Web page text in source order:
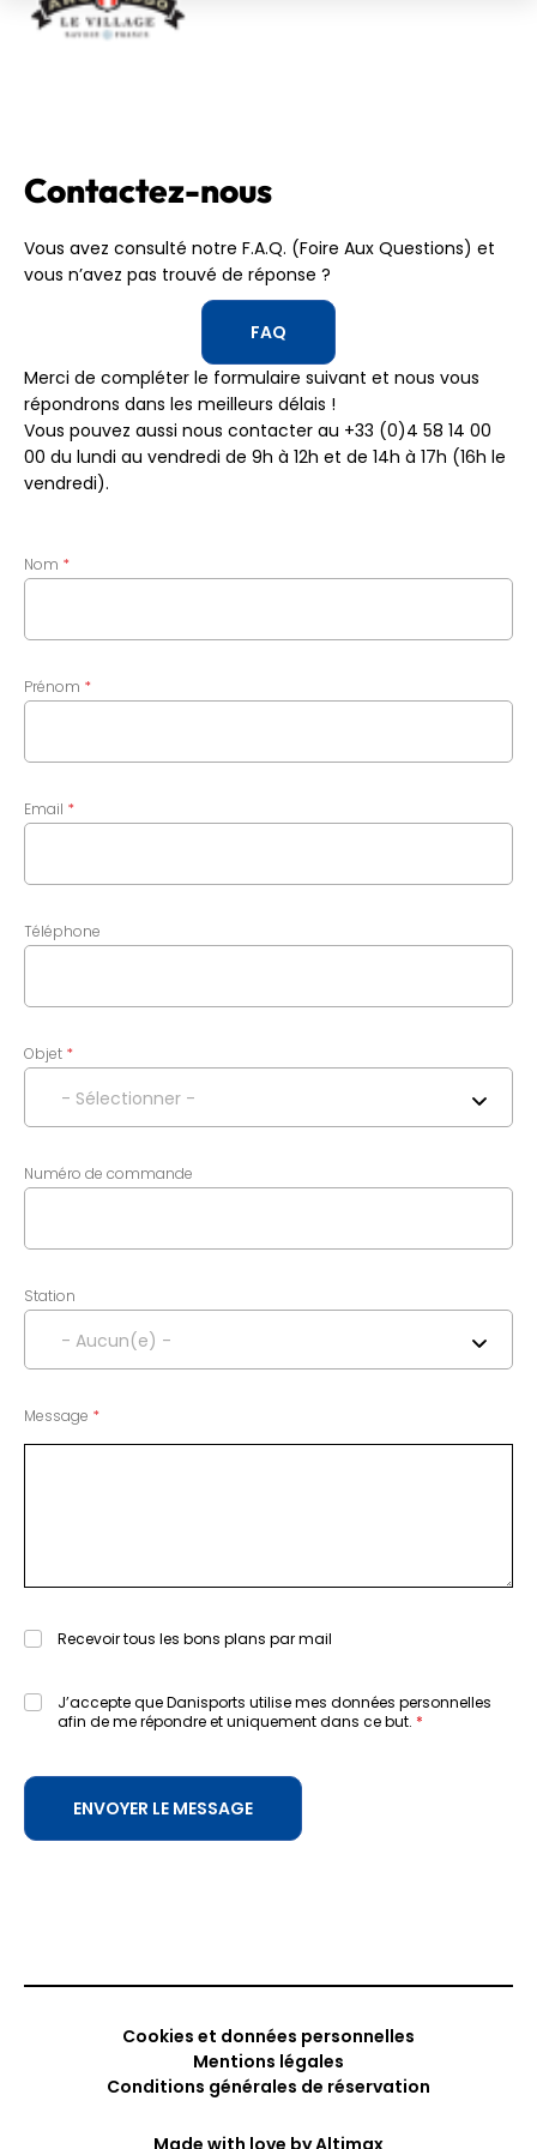
Contactez-nous
Vous avez consulté notre F.A.Q. (Foire Aux Questions) et
vous n’avez pas trouvé de réponse ?
FAQ
Merci de compléter le formulaire suivant et nous vous
répondrons dans les meilleurs délais !
Vous pouvez aussi nous contacter au +33 (0)4 58 14 00
00 du lundi au vendredi de 9h à 12h et de 14h à 17h (16h le
vendredi).
Nom
Prénom
Email
Téléphone
Objet
- Sélectionner -
Numéro de commande
Station
- Aucun(e) -
Message
Recevoir tous les bons plans par mail
J’accepte que Danisports utilise mes données personnelles
afin de me répondre et uniquement dans ce but.
Cookies et données personnelles
Mentions légales
Conditions générales de réservation
Made with love byAltimax